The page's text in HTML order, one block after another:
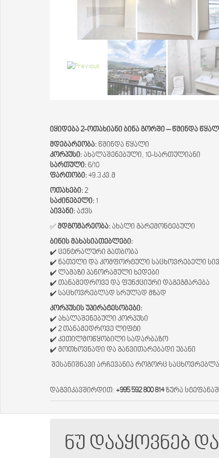
იყიდება 2-ოთახიანი ბინა გორში – წმინდა
მდებარეობა: წმინდა წყალი
კორპუსი: ახალაშენებული, 10-სართულიანი
სართული: 6/10
ფართობი: 49.3 კვ.მ
ოთახები: 2
საძინებელი: 1
აივანი: აქვს
✅ მდგომარეობა: ახალი გარემონტებული
ბინის მახასიათებლები:
✔️ ცენტრალური გათბობა
✔️ ნათელი და კომფორტული საცხოვრებელი
✔️ ლამაზი პანორამული ხედები
✔️ თანამედროვე და ფუნქციური დაგეგმარება
✔️ საცხოვრებლად სრულად მზად
კორპუსის უპირატესობები:
✔️ ახალაშენებული კორპუსი
✔️ 2 თანამედროვე ლიფტი
✔️ კეთილმოწყობილი სადარბაზო
✔️ მოთხოვნადი და განვითარებადი უბანი
შესანიშნავი არჩევანია როგორც
დაგვიკავშირდით: +995 592 800 814ზურა
ნუ დააყოვნებ